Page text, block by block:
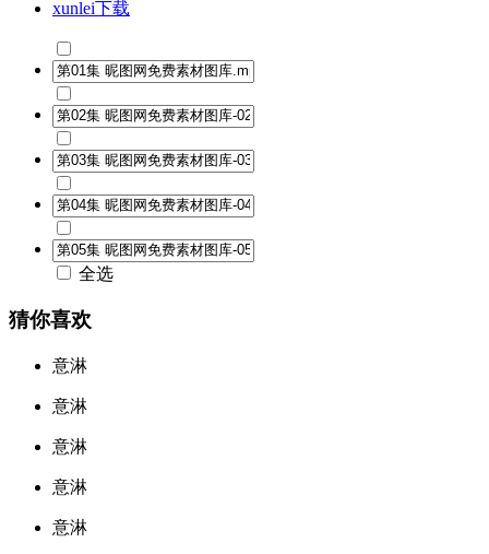
xunlei下载
全选
猜你喜欢
意淋
意淋
意淋
意淋
意淋